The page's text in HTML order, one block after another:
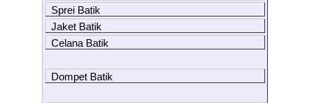
Sprei Batik
Jaket Batik
Celana Batik
Dompet Batik